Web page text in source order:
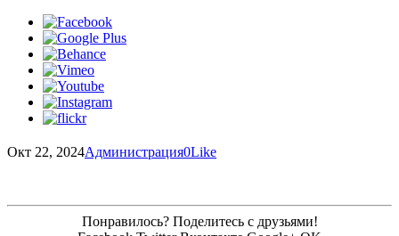
Окт 22, 2024Администрация0Like
Понравилось? Поделитесь с друзьями!